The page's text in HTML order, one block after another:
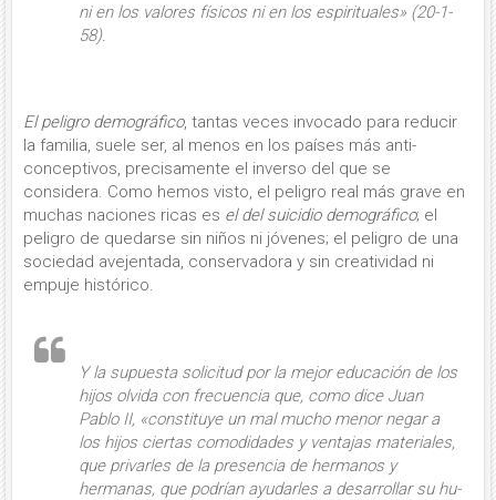
ni en los valores físicos ni en los espirituales» (20-1-
58).
El peligro demográfico, tantas veces invocado para reducir
la familia, suele ser, al me­nos en los países más anti-
conceptivos, precisamente el inverso del que se
considera. Como hemos visto, el peligro real más grave en
muchas naciones ricas es el del suicidio demográfico; el
peligro de que­darse sin niños ni jóvenes; el peligro de una
sociedad avejentada, conserva­dora y sin creatividad ni
empuje histó­rico.
Y la supuesta solicitud por la mejor educación de los
hijosolvida con fre­cuencia que, como dice Juan
Pablo II, «constituye un mal mucho menor negar a
los hijos ciertas comodidades y ven­tajas materiales,
que privarles de la pre­sencia de hermanos y
hermanas, que podrían ayudarles a desarrollar su hu­